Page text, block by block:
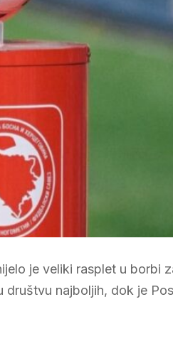
je veliki rasplet u borbi
najboljih, dok je